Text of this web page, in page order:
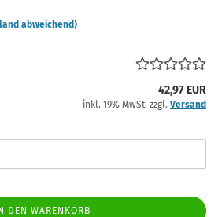
abweichend)
42,97 EUR
inkl. 19% MwSt. zzgl. Versand
DEN WARENKORB